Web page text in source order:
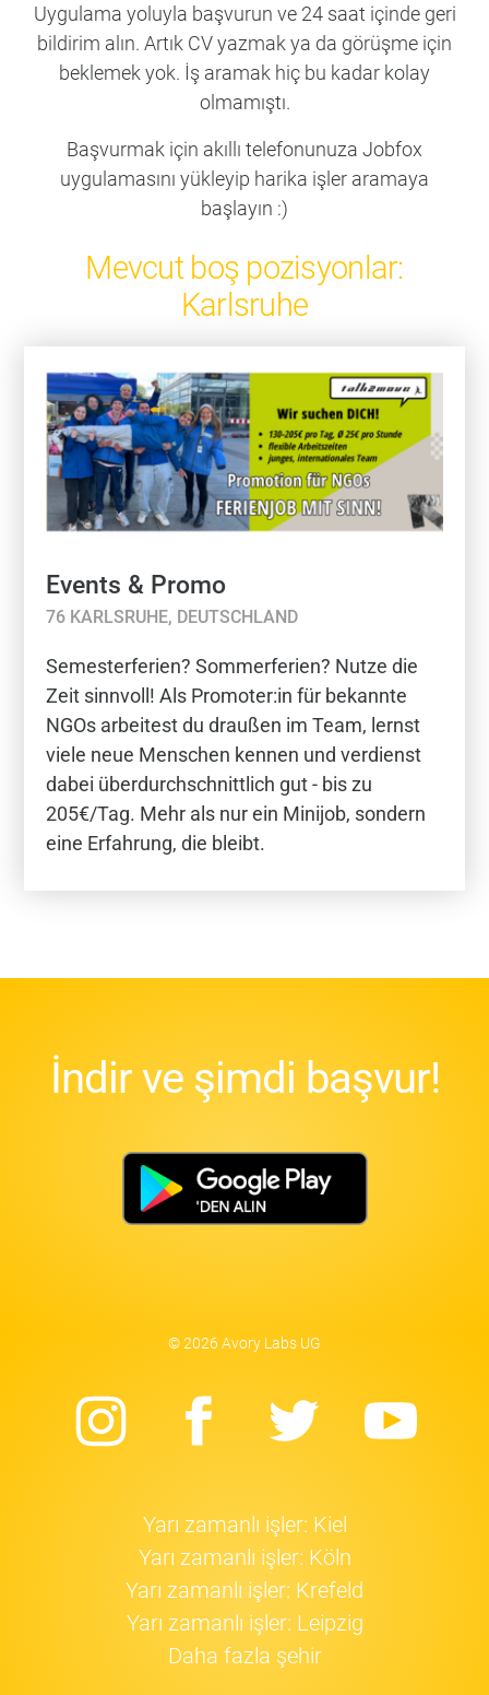
Uygulama yoluyla başvurun ve 24 saat içinde geri
bildirim alın. Artık CV yazmak ya da görüşme için
beklemek yok. İş aramak hiç bu kadar kolay
olmamıştı.
Başvurmak için akıllı telefonunuza Jobfox
uygulamasını yükleyip harika işler aramaya
başlayın :)
Mevcut boş pozisyonlar:
Karlsruhe
Events & Promo
76 KARLSRUHE, DEUTSCHLAND
Semesterferien? Sommerferien? Nutze die
Zeit sinnvoll! Als Promoter:in für bekannte
NGOs arbeitest du draußen im Team, lernst
viele neue Menschen kennen und verdienst
dabei überdurchschnittlich gut - bis zu
205€/Tag. Mehr als nur ein Minijob, sondern
eine Erfahrung, die bleibt.
İndir ve şimdi başvur!
© 2026 Avory Labs UG
Instagram
Facebook
Twitter
Yarı zamanlı işler: Kiel
Yarı zamanlı işler: Köln
Yarı zamanlı işler: Krefeld
Yarı zamanlı işler: Leipzig
Daha fazla şehir